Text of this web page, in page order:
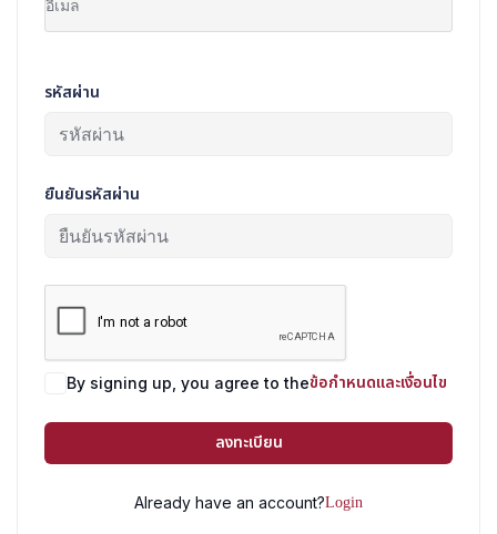
รหัสผ่าน
ยืนยันรหัสผ่าน
By signing up, you agree to theข้อกำหนดและเงื่อนไข
ลงทะเบียน
Already have an account?Login